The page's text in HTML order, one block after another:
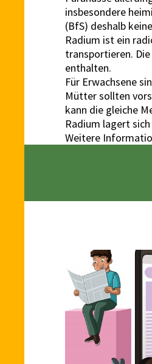
insbesondere
(BfS) deshalb
Radium ist ein
transportieren.
enthalten.
Für Erwachsene
Mütter sollten
kann die gleiche
Radium lagert
Weitere